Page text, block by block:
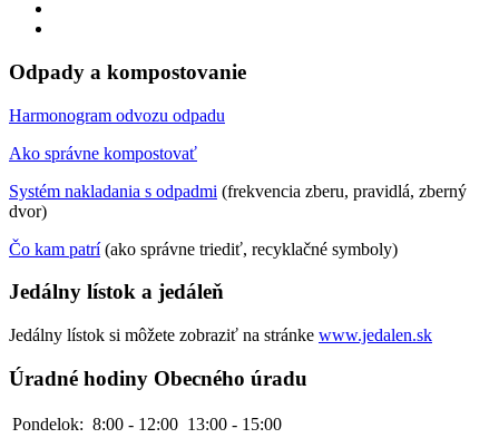
Odpady a kompostovanie
Harmonogram odvozu odpadu
Ako správne kompostovať
Systém nakladania s odpadmi (frekvencia zberu, pravidlá, zberný
dvor)
Čo kam patrí(ako správne triediť, recyklačné symboly)
Jedálny lístok a jedáleň
Jedálny lístok si môžete zobraziť na stránke www.jedalen.sk
Úradné hodiny Obecného úradu
Pondelok: 8:00 - 12:00 13:00 - 15:00